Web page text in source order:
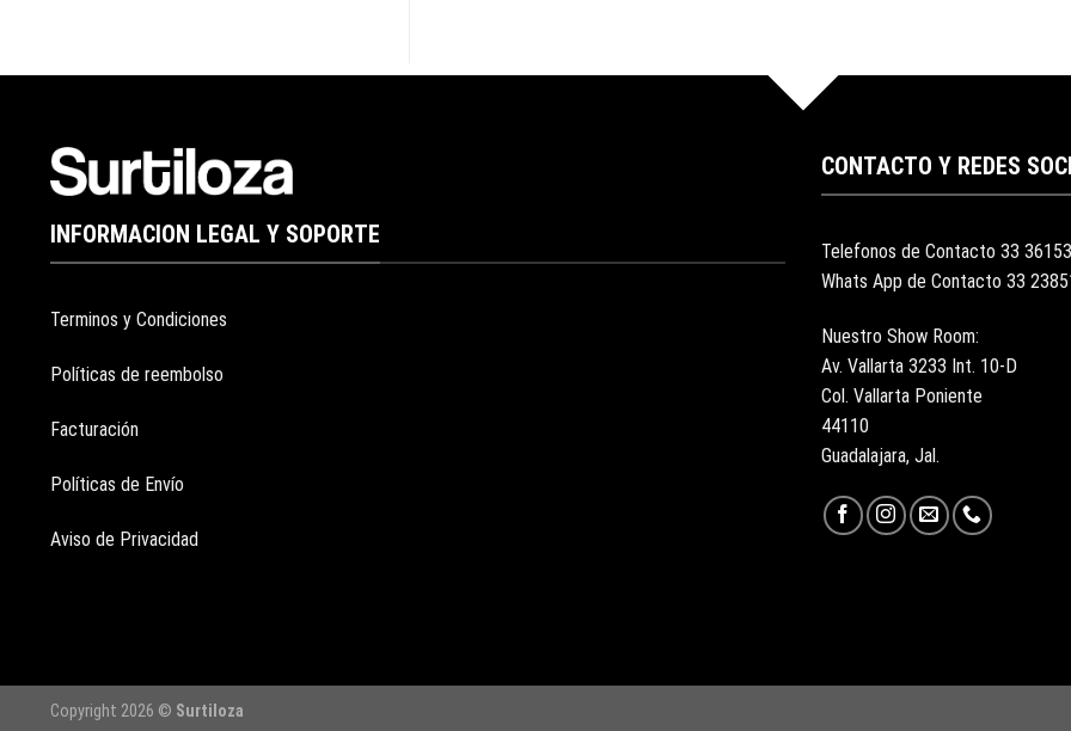
INFORMACION LEGAL Y SOPORTE
Terminos y Condiciones
Políticas de reembolso
Facturación
Políticas de Envío
Aviso de Privacidad
CONTACTO Y REDES
Telefonos de Contacto 33
Whats App de Contacto 33
Nuestro Show Room:
Av. Vallarta 3233 Int. 10-D
Col. Vallarta Poniente
44110
Guadalajara, Jal.
Copyright 2026 © Surtiloza